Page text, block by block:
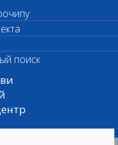
поиск